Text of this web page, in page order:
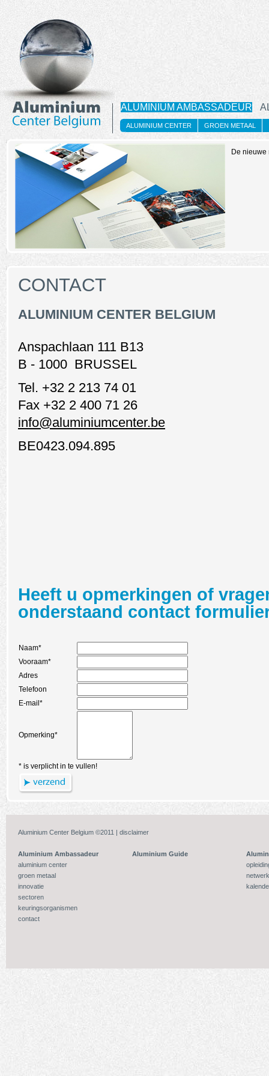
ALUMINIUM AMBASSADEUR
ALUMINIUM CENTER GROEN METAAL
De nieuwe
CONTACT
ALUMINIUM CENTER BELGIUM
Anspachlaan 111 B13
B - 1000 BRUSSEL
Tel. +32 2 213 74 01
Fax +32 2 400 71 26
info@aluminiumcenter.be
BE0423.094.895
Heeft u opmerkingen of
onderstaand contact
Naam*
Vooraam*
Adres
Telefoon
E-mail*
Opmerking*
* is verplicht in te vullen!
Aluminium Center Belgium ©2011 | disclaimer
Aluminium Ambassadeur
aluminium center
groen metaal
innovatie
sectoren
keuringsorganismen
contact
Aluminium Guide